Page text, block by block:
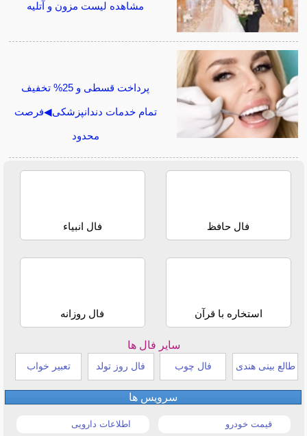
مشاهده لیست مزون و آتلیه
پرداخت قسطی و 25% تخفیف
تمام خدمات دندانپزشکی◀فرصت
محدود
فال حافظ فال انبیاء
استخاره با قرآن فال روزانه
سایر فال ها
طالع بینی هندی فال چوب فال روز تولد تعبیر خواب
سرویس ها
قیمت خودرو اطلاعات دارویی